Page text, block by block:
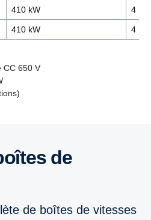
410 kW 4
410 kW 4
CC 650 V
de boîtes de vitesses